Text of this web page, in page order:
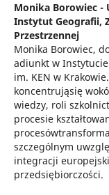
Monika Borowiec -
Instytut Geografii,
Przestrzennej
Monika Borowiec,
adiunkt w
im. KEN w
koncentrująsię
wiedzy, roli
procesie
szczególnym
integracji
przedsiębiorczości.